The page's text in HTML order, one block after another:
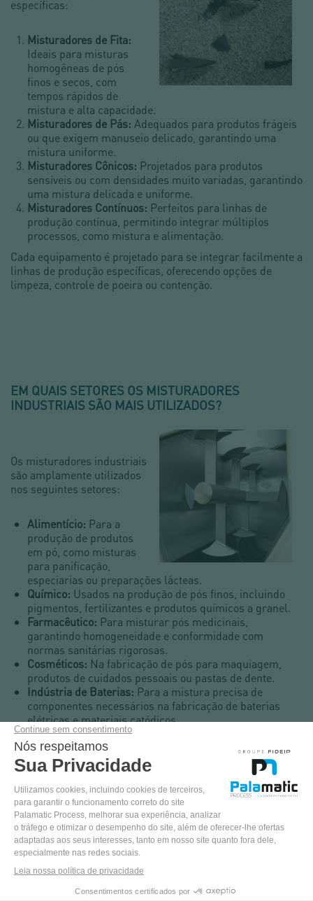
específicas:
Misturadores de Fita:
Ideais para misturas
homogêneas de pós
finos e secos, com
tempos rápidos de
mistura e alta capacidade.
Misturadores de Pás: Adequados para produtos frágeis
ou que exigem manuseio delicado, garantindo uma
mistura uniforme.
Misturadores Cônicos: Projetados para produtos
sensíveis ou com densidades muito variadas, garantindo
uma mistura delicada e uniforme.
Misturadores Contínuos: Perfeitos para linhas de
produção contínua, permitindo integrar múltiplos
processos, como mistura e alimentação.
Cada equipamento é projetado para se integrar facilmente a
linhas de produção específicas, oferecendo opções de
limpeza, controle de poeira ou contenção.
EM QUAIS SETORES OS MISTURADORES
INDUSTRIAIS SÃO MAIS UTILIZADOS?
Os misturadores industriais
são amplamente utilizados
nos seguintes setores:
Alimentício: Para a
produção de produtos
em pó, como misturas
para panificação,
especiarias ou preparações lácteas.
Químico: Usados na produção de pós finos, incluindo
pigmentos, fertilizantes e produtos químicos a granel.
Farmacêutico: Para misturar pós medicinais,
garantindo homogeneidade e conformidade com
normas sanitárias rigorosas.
Cosméticos: Na fabricação de pós para maquiagem,
produtos de cuidados pessoais ou pastas de dente.
Indústria de Baterias: Para a mistura precisa de
componentes necessários na fabricação de baterias
elétricas e materiais catódicos.
As soluções da Palamatic Process são projetadas para
atender às necessidades específicas de cada setor,
oferecendo equipamentos de alto desempenho que
cumprem com os padrões de qualidade e segurança.